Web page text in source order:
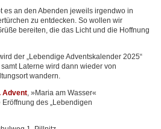
es an den Abenden jeweils irgendwo in
zu entdecken. So wollen wir
bereiten, die das Licht und die Hoffnung
der „Lebendige Adventskalender 2025“
Laterne wird dann wieder von
wandern.
Advent, »Maria am Wasser«
des „Lebendigen